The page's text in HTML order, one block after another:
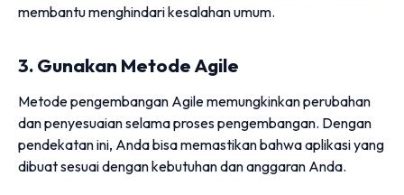
membantu menghindari kesalahan umum.
3. Gunakan Metode Agile
Metode pengembangan Agile memungkinkan perubahan
dan penyesuaian selama proses pengembangan. Dengan
pendekatan ini, Anda bisa memastikan bahwa aplikasi yang
dibuat sesuai dengan kebutuhan dan anggaran Anda.